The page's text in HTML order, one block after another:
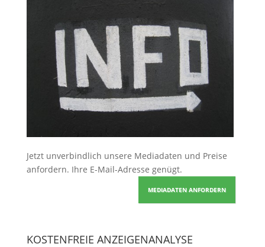
Jetzt unverbindlich unsere Mediadaten und Preise
anfordern. Ihre E-Mail-Adresse genügt.
MEDIADATEN ANFORDERN
KOSTENFREIE ANZEIGENANALYSE